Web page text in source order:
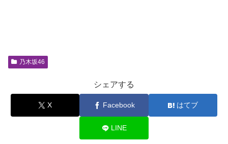
乃木坂46
シェアする
X Facebook はてブ
LINE